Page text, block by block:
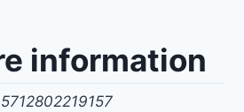
information
5712802219157